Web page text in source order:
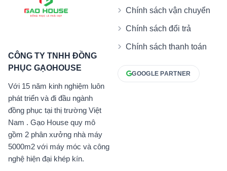
CÔNG TY TNHH ĐỒNG
PHỤC GẠOHOUSE
Với 15 năm kinh nghiệm luôn
phát triển và đi đầu ngành
đồng phục tại thị trường Việt
Nam . Gạo House quy mô
gồm 2 phân xưởng nhà máy
5000m2 với máy móc và công
nghệ hiện đại khép kín.
Chính sách vận chuyển
Chính sách đổi trả
Chính sách thanh toán
GOOGLE PARTNER